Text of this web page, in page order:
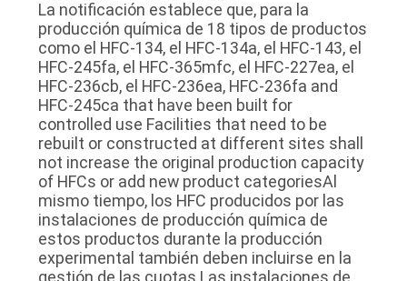
CONTACTO
CON
NOTICIAS
CASOS
PIDA
UNA
La notificación establece que, para la
producción química de 18 tipos de productos
como el HFC-134, el HFC-134a, el HFC-143, el
HFC-245fa, el HFC-365mfc, el HFC-227ea, el
HFC-236cb, el HFC-236ea, HFC-236fa and
HFC-245ca that have been built for
controlled use Facilities that need to be
rebuilt or constructed at different sites shall
not increase the original production capacity
of HFCs or add new product categoriesAl
mismo tiempo, los HFC producidos por las
instalaciones de producción química de
estos productos durante la producción
experimental también deben incluirse en la
gestión de las cuotas.Las instalaciones de